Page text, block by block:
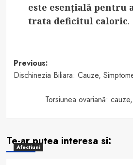
este esențială pentru
trata deficitul caloric.
Post
navigation
Previous:
Dischinezia Biliara: Cauze,
Torsiunea ovariană:
Te-ar putea interesa si:
Afectiuni